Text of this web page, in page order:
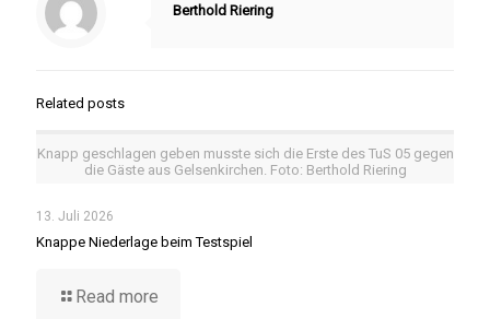
Berthold Riering
Related posts
Knapp geschlagen geben musste sich die Erste des TuS 05 gegen
die Gäste aus Gelsenkirchen. Foto: Berthold Riering
13. Juli 2026
Knappe Niederlage beim Testspiel
Read more